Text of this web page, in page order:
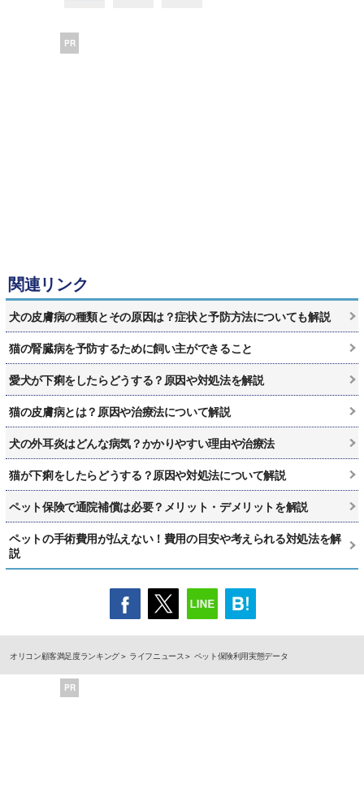
PR
関連リンク
犬の皮膚病の種類とその原因は？症状と予防方法についても解説
猫の腎臓病を予防するために飼い主ができること
愛犬が下痢をしたらどうする？原因や対処法を解説
猫の皮膚病とは？原因や治療法について解説
犬の外耳炎はどんな病気？かかりやすい理由や治療法
猫が下痢をしたらどうする？原因や対処法について解説
ペット保険で通院補償は必要？メリット・デメリットを解説
ペットの手術費用が払えない！費用の目安や考えられる対処法を解
説
オリコン顧客満足度ランキング ライフニュース ペット保険利用実態データ
PR